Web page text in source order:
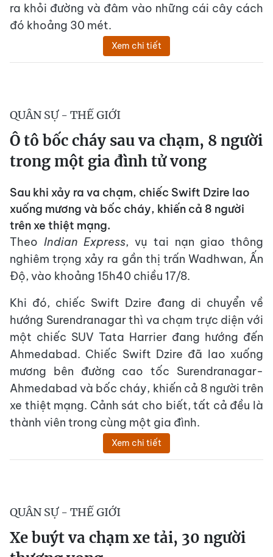
ra khỏi đường và đâm vào những cái cây cách
đó khoảng 30 mét.
Xem chi tiết
QUÂN SỰ - THẾ GIỚI
Ô tô bốc cháy sau va chạm, 8 người
trong một gia đình tử vong
Sau khi xảy ra va chạm, chiếc Swift Dzire lao
xuống mương và bốc cháy, khiến cả 8 người
trên xe thiệt mạng.
Theo Indian Express, vụ tai nạn giao thông
nghiêm trọng xảy ra gần thị trấn Wadhwan, Ấn
Độ, vào khoảng 15h40 chiều 17/8.
Khi đó, chiếc Swift Dzire đang di chuyển về
hướng Surendranagar thì va chạm trực diện với
một chiếc SUV Tata Harrier đang hướng đến
Ahmedabad. Chiếc Swift Dzire đã lao xuống
mương bên đường cao tốc Surendranagar-
Ahmedabad và bốc cháy, khiến cả 8 người trên
xe thiệt mạng. Cảnh sát cho biết, tất cả đều là
thành viên trong cùng một gia đình.
Xem chi tiết
QUÂN SỰ - THẾ GIỚI
Xe buýt va chạm xe tải, 30 người